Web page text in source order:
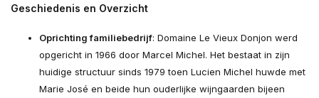
Geschiedenis en Overzicht
Oprichting familiebedrijf: Domaine Le Vieux Donjon werd
opgericht in 1966 door Marcel Michel. Het bestaat in zijn
huidige structuur sinds 1979 toen Lucien Michel huwde met
Marie José en beide hun ouderlijke wijngaarden bijeen